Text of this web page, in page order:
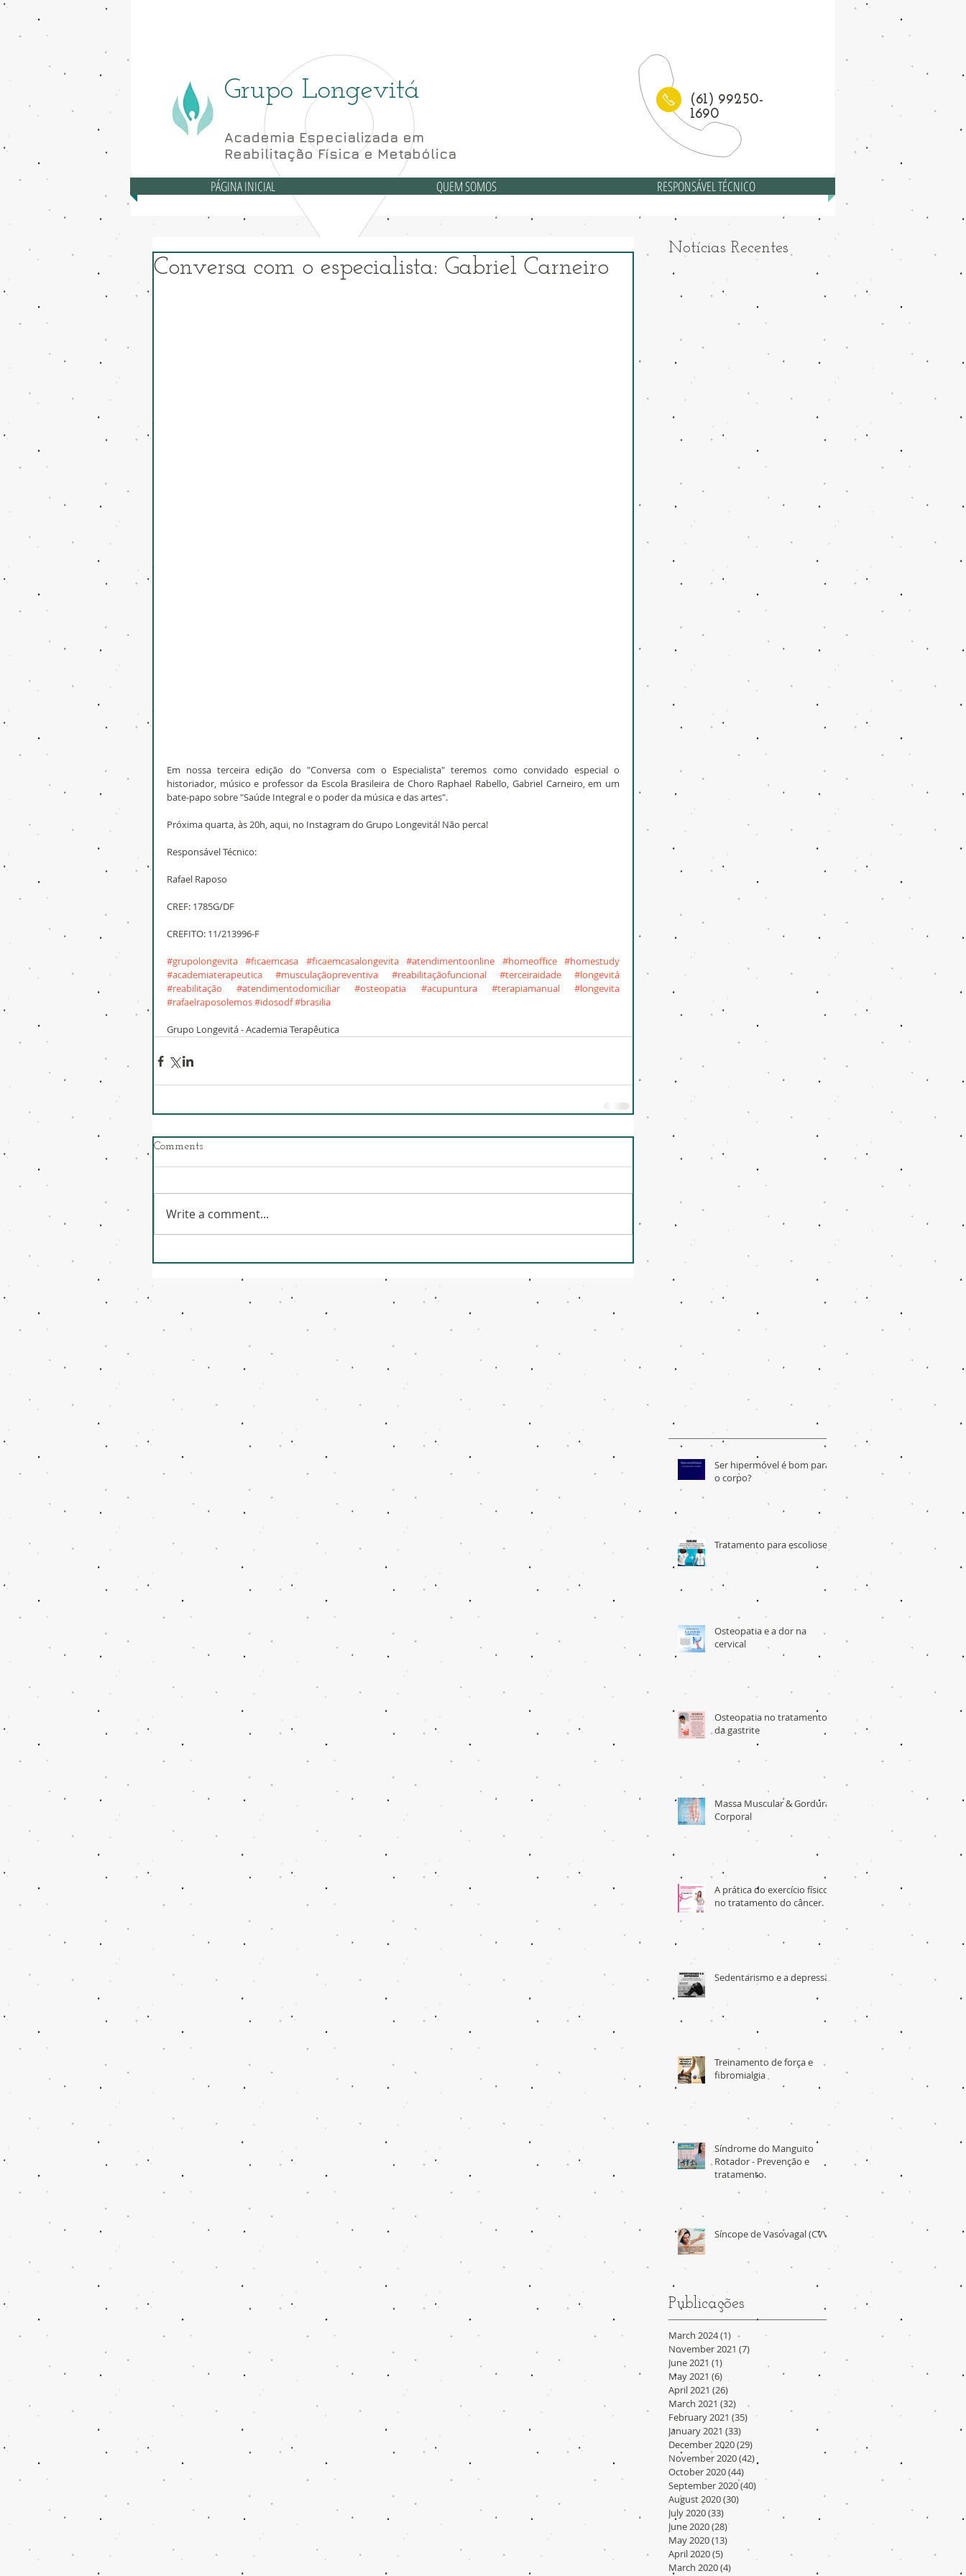
Grupo Longevitá
Academia Especializada em
Reabilitação Física e Metabólica
(61) 99250-
1690
PÁGINA INICIAL QUEM SOMOS RESPONSÁVEL TÉCNICO
Conversa com o especialista: Gabriel Carneiro
Em nossa terceira edição do "Conversa com o Especialista" teremos como convidado especial o
historiador, músico e professor da Escola Brasileira de Choro Raphael Rabello, Gabriel Carneiro, em um
bate-papo sobre "Saúde Integral e o poder da música e das artes".
Próxima quarta, às 20h, aqui, no Instagram do Grupo Longevitá! Não perca!
Responsável Técnico:
Rafael Raposo
CREF: 1785G/DF
CREFITO: 11/213996-F
#grupolongevita #ficaemcasa #ficaemcasalongevita #atendimentoonline #homeoffice #homestudy
#academiaterapeutica
#musculaçãopreventiva #reabilitaçãofuncional #terceiraidade
#longevitá
#reabilitação
#atendimentodomiciliar #osteopatia #acupuntura #terapiamanual
#longevita
#rafaelraposolemos#idosodf#brasilia
Grupo Longevitá - Academia Terapêutica
Comments
Write a comment...
Notícias Recentes
Ser hipermóvel é bom para
o corpo?
Tratamento para escoliose
Osteopatia e a dor na
cervical
Osteopatia no tratamento
da gastrite
Massa Muscular & Gordura
Corporal
A prática do exercício físico
no tratamento do câncer.
Sedentarismo e a depressão
Treinamento de força e
fibromialgia
Síndrome do Manguito
Rotador - Prevenção e
tratamento.
Síncope de Vasovagal (CVV)
Publicações
March 2024(1) 1 post
November 2021 (7)
June 2021 (1)
May 2021 (6)
April 2021 (26)
March 2021 (32) 32 posts
February 2021 (35) 35 posts
January 2021 (33)
December 2020(29)
November 2020(42)
October 2020(44)
September 2020(40)
August 2020(30)
July 2020(33)
June 2020(28)28 posts
May 2020(13)
April 2020(5) 5 posts
March 2020(4)